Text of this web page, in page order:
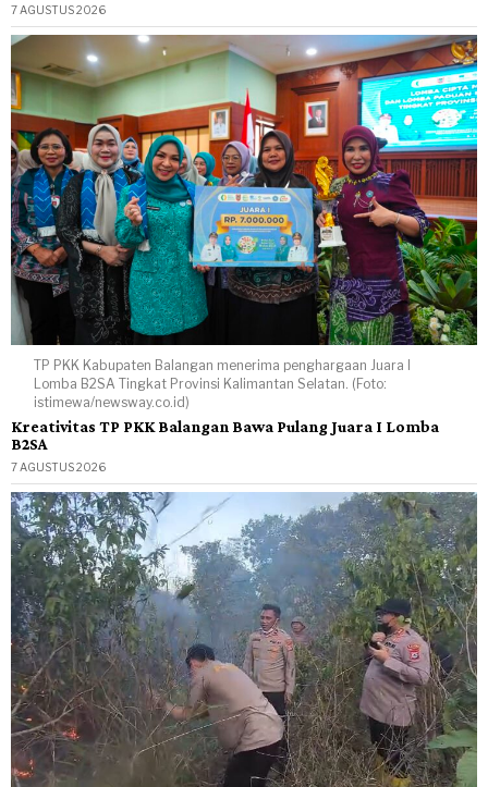
7 AGUSTUS 2026
TP PKK Kabupaten Balangan menerima penghargaan Juara I
Lomba B2SA Tingkat Provinsi Kalimantan Selatan. (Foto:
istimewa/newsway.co.id)
Kreativitas TP PKK Balangan Bawa Pulang Juara I Lomba
B2SA
7 AGUSTUS 2026